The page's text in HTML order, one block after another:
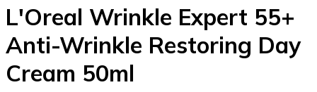
L'Oreal Wrinkle Expert 55+
Anti-Wrinkle Restoring Day
Cream 50ml